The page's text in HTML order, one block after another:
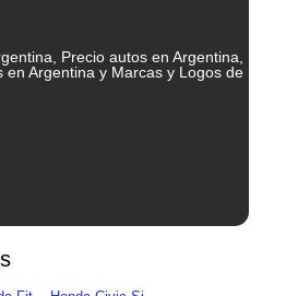
Precio autos en Argentina,
en Argentina y Marcas y Logos de